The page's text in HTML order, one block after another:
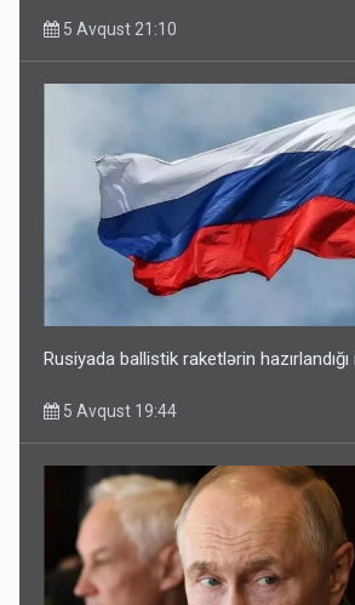
5 Avqust 21:10
Rusiyada ballistik raketlərin
5 Avqust 19:44